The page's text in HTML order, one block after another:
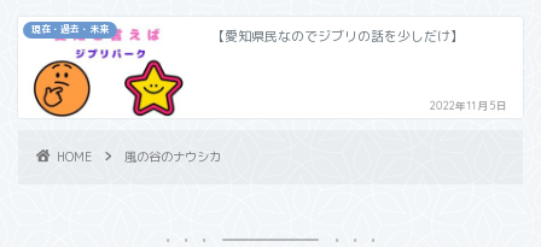
現在・過去・未来 【愛知県民なのでジブリの話を少しだけ】
2022年11月5日
HOME 風の谷のナウシカ